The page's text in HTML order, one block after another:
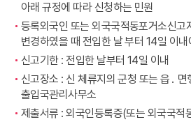
아래 규정에 따라 신청하는 민원
등록외국인 또는 외국국적동포거소신
변경하였을 때 전입한 날 부터 14일 이
신고기한 : 전입한 날부터 14일 이내
신고장소 : 신 체류지의 군청 또는 읍․
출입국관리사무소
제출서류 : 외국인등록증(또는 외국국적